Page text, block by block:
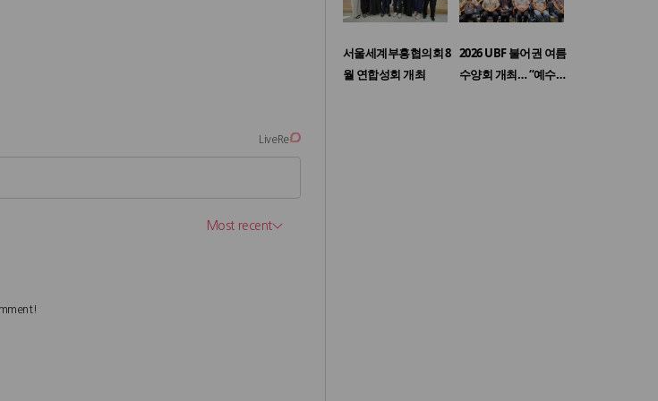
서울세계부흥협의회 8
월 연합성회 개최
2026 UBF 불어권 여름
수양회 개최… “예수…